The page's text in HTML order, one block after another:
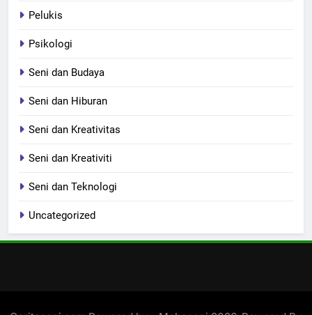
Pelukis
Psikologi
Seni dan Budaya
Seni dan Hiburan
Seni dan Kreativitas
Seni dan Kreativiti
Seni dan Teknologi
Uncategorized